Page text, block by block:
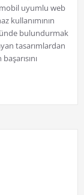
mobil uyumlu web
kullanımının
bulundurmak
tasarımlardan